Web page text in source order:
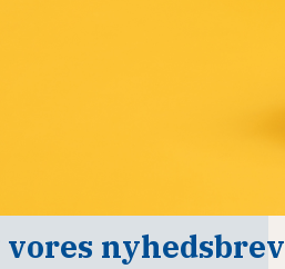
nyhedsbrev